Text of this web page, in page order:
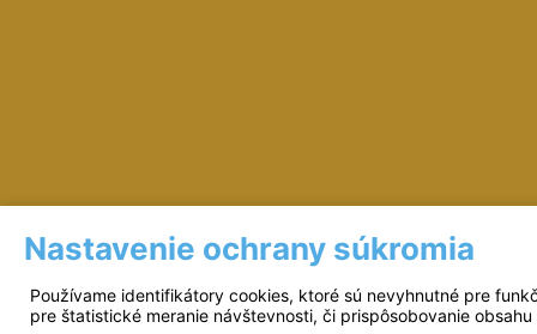
Prevádzkovateľ: © Miloš Sipták -
Nastavenie ochrany súkromia
Používame identifikátory cookies, ktoré sú nevyhnutné pre
pre štatistické meranie návštevnosti, či prispôsobovanie